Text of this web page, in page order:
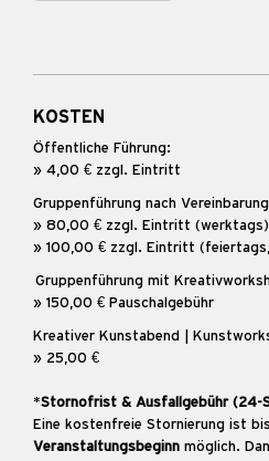
KOSTEN
Öffentliche Führung:
» 4,00 € zzgl. Eintritt
Gruppenführung nach
» 80,00 € zzgl. Eintritt (werktags)
» 100,00 € zzgl. Eintritt (feiertags,
Gruppenführung mit
» 150,00 € Pauschalgebühr
Kreativer Kunstabend |
» 25,00 €
*Stornofrist & Ausfallgebühr (24-
Eine kostenfreie Stornierung ist bis
Veranstaltungsbeginn möglich.